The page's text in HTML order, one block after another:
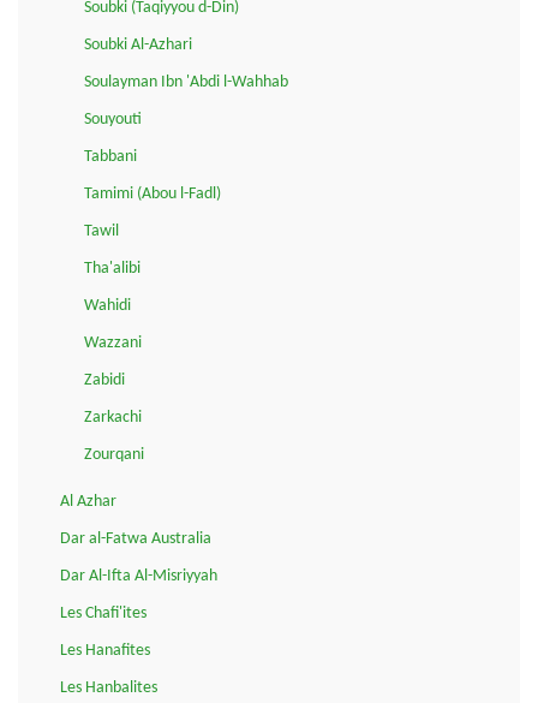
Soubki (Taqiyyou d-Din)
Soubki Al-Azhari
Soulayman Ibn 'Abdi l-Wahhab
Souyouti
Tabbani
Tamimi (Abou l-Fadl)
Tawil
Tha'alibi
Wahidi
Wazzani
Zabidi
Zarkachi
Zourqani
Al Azhar
Dar al-Fatwa Australia
Dar Al-Ifta Al-Misriyyah
Les Chafi'ites
Les Hanafites
Les Hanbalites